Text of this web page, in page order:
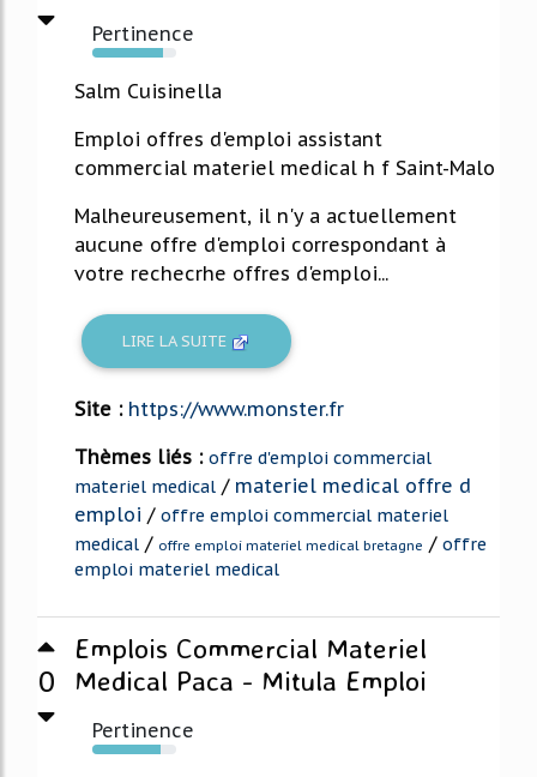
Pertinence
84%
Salm Cuisinella
Emploi offres d'emploi assistant
commercial materiel medical h f Saint-Malo
Malheureusement, il n'y a actuellement
aucune offre d'emploi correspondant à
votre rechecrhe offres d'emploi...
LIRE LA SUITE
Site : https://www.monster.fr
Thèmes liés : offre d'emploi commercial
materiel medical / materiel medical offre d
emploi / offre emploi commercial materiel
medical / offre emploi materiel medical bretagne / offre
emploi materiel medical
0
Emplois Commercial Materiel
Medical Paca - Mitula Emploi
Pertinence
82%